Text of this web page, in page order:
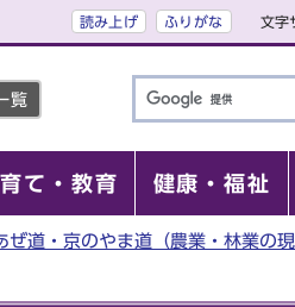
読み上げ ふりがな 文字
覧
て・教育 健康・福祉
ぜ道・京のやま道（農業・林業の現